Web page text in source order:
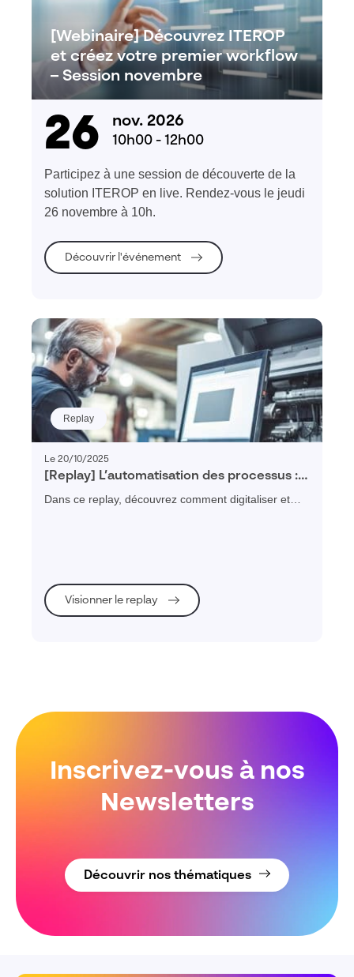
[Webinaire] Découvrez ITEROP
et créez votre premier workflow
– Session novembre
26 nov. 2026
10h00 - 12h00
Participez à une session de découverte de la
solution ITEROP en live. Rendez-vous le jeudi
26 novembre à 10h.
Découvrir l'événement
Replay
Le 20/10/2025
[Replay] L’automatisation des processus :
Comment structurer, digitaliser et piloter
vos processus métier
Dans ce replay, découvrez comment digitaliser et
Visionner le replay
Inscrivez-vous à nos
Newsletters
Découvrir nos thématiques